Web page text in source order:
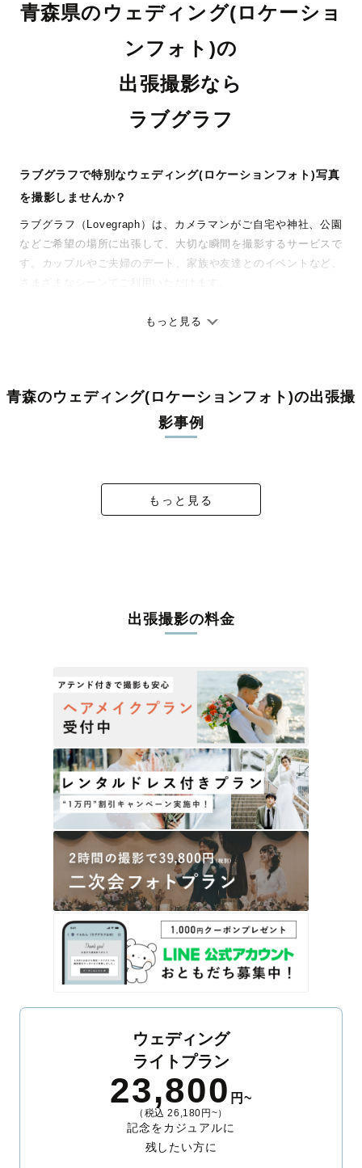
青森県のウェディング(ロケーショ
ンフォト)の
出張撮影なら
ラブグラフ
ラブグラフで特別なウェディング(ロケーションフォト)写真
を撮影しませんか？
ラブグラフ（Lovegraph）は、カメラマンがご自宅や神社、公園
などご希望の場所に出張して、大切な瞬間を撮影するサービスで
す。カップルやご夫婦のデート、家族や友達とのイベントなど、
ありのままの空気感を大切に、何十年経っても見返したくなるよ
料金は全国どこでも一律。わかりやすく安心の価格設定です。オ
リジナルの研修と厳正な審査に合格し、撮影技術やホスピタリテ
ィを身につけたプロのカメラマンが全国47都道府県に在籍してい
丁寧なレタッチで思い出を美しく仕上げます
もっと見る
青森のウェディング(ロケーションフォト)の出張撮
影事例
もっと見る
出張撮影の料金
ウェディング
ライトプラン
23,800 円~
（税込 26,180円~）
記念をカジュアルに
残したい方に